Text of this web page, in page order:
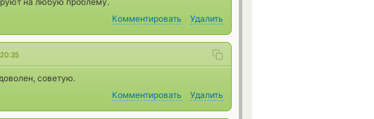
Комментировать Удалить
20:35
советую.
Комментировать Удалить